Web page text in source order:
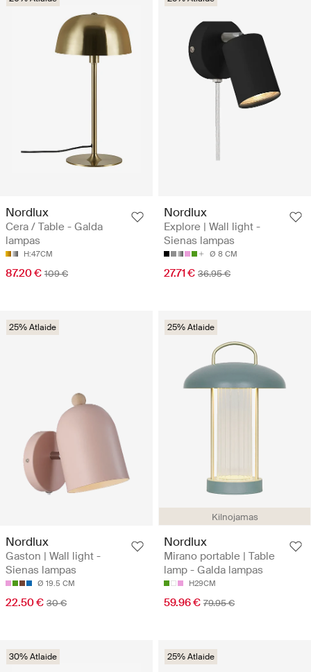
Nordlux
Cera / Table - Galda
lampas
H:47CM
87.20 € 109 €
Nordlux
Explore | Wall light -
Sienas lampas
Ø 8 CM
27.71 € 36.95 €
25% Atlaide
Nordlux
Gaston | Wall light -
Sienas lampas
Ø 19.5 CM
22.50 € 30 €
Kilnojamas
25% Atlaide
Nordlux
Mirano portable | Table
lamp - Galda lampas
H29CM
59.96 € 79.95 €
30% Atlaide 25% Atlaide